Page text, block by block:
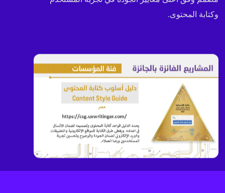
وكتابة المحتوى.